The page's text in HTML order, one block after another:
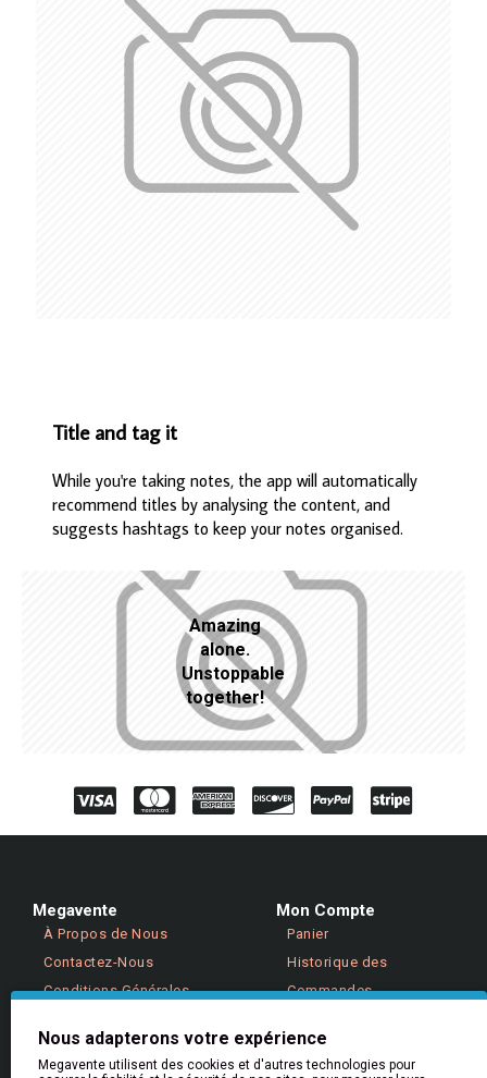
Title and tag it
While you're taking notes, the app will automatically
recommend titles by analysing the content, and
suggests hashtags to keep your notes organised.
Amazing
alone.
Unstoppable
together!
Megavente
À Propos de Nous
Contactez-Nous
Conditions Générales
Mon Compte
Panier
Historique des
Commandes
Nous adapterons votre expérience
Megavente utilisent des cookies et d'autres technologies pour